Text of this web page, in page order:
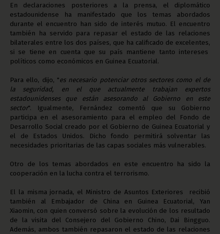
En declaraciones posteriores a la prensa, el diplomático
estadounidense ha manifestado que los temas abordados
durante el encuentro han sido de interés mutuo. El encuentro
también ha servido para repasar el estado de las relaciones
bilaterales entre los dos países, que ha calificado de excelentes,
si se tiene en cuenta que su país mantiene tanto intereses
políticos como económicos en Guinea Ecuatorial.
Para ello, dijo, "es necesario potenciar otros sectores como el de
la seguridad, en el que actualmente trabajan expertos
estadounidenses que están asesorando al Gobierno en este
sector". Igualmente, Fernández comentó que su Gobierno
participa en el asesoramiento para el empleo del Fondo de
Desarrollo Social creado por el Gobierno de Guinea Ecuatorial y
el de Estados Unidos. Dicho fondo permitirá solventar las
necesidades prioritarias de las capas sociales más vulnerables.
Otro de los temas abordados en este encuentro ha sido la
cooperación en la lucha contra el terrorismo.
El la misma jornada, el Ministro de Asuntos Exteriores recibió
también al Embajador de China en Guinea Ecuatorial, Yan
Xiaomin, con quien conversó sobre la evolución de los resultado
de la visita del Consejero del Gobierno Chino, Dai Bingguo.
Además, ambos también repasaron el estado de las relaciones